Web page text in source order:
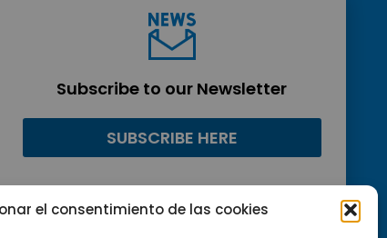
el consentimiento de las cookies
Subscribe to our Newsletter
SUBSCRIBE HERE